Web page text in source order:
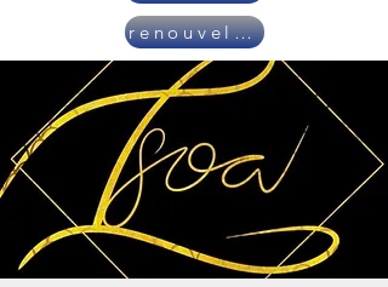
renouveler son adhésion